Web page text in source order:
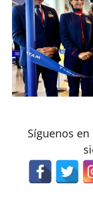
Síguenos